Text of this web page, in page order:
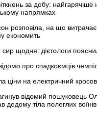
за добу: найгарячіше
напрямках
розповіла, на що
економить
сир щодня: дієтологи
про спадкоємців
ціни на електричний
відомий пошуковець
додому тіла полеглих воїнів